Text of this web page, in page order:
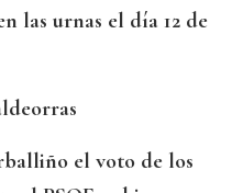
las urnas el día 12 de
el voto de los